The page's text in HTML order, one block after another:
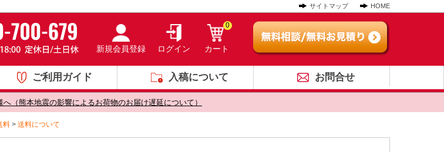
サイトマップ HOME
新規会員登録 ログイン カート
0
ご利用ガイド 入稿について お問合せ
へ（熊本地震の影響によるお荷物のお届け遅延について）
料 > 送料について